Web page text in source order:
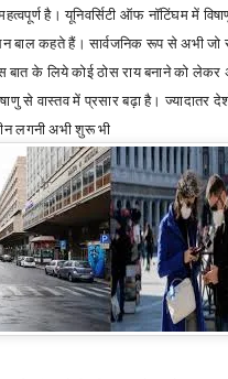
है। यूनिवर्सिटी ऑफ नॉटिंघम में
बाल कहते हैं। सार्वजनिक रूप से अभी जो
के लिये कोई ठोस राय बनाने को लेकर
से वास्तव में प्रसार बढ़ा है। ज्यादातर
लगनी अभी शुरू भी